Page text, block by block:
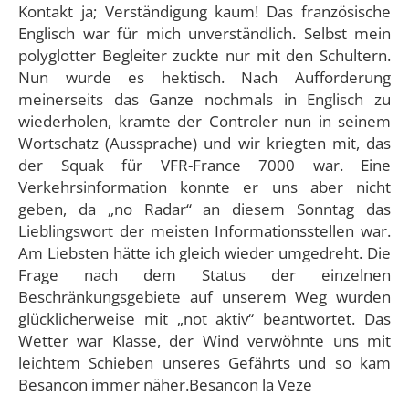
Kontakt ja; Verständigung kaum! Das französische
Englisch war für mich unverständlich. Selbst mein
polyglotter Begleiter zuckte nur mit den Schultern.
Nun wurde es hektisch. Nach Aufforderung
meinerseits das Ganze nochmals in Englisch zu
wiederholen, kramte der Controler nun in seinem
Wortschatz (Aussprache) und wir kriegten mit, das
der Squak für VFR-France 7000 war. Eine
Verkehrsinformation konnte er uns aber nicht
geben, da „no Radar“ an diesem Sonntag das
Lieblingswort der meisten Informationsstellen war.
Am Liebsten hätte ich gleich wieder umgedreht. Die
Frage nach dem Status der einzelnen
Beschränkungsgebiete auf unserem Weg wurden
glücklicherweise mit „not aktiv“ beantwortet. Das
Wetter war Klasse, der Wind verwöhnte uns mit
leichtem Schieben unseres Gefährts und so kam
Besancon immer näher.Besancon la Veze